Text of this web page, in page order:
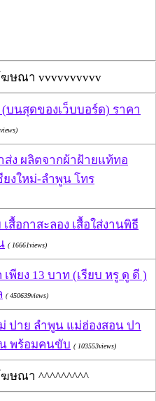
ษณา vvvvvvvvvv
นสุดของเว็บบอร์ด) ราคา
ง ผลิตจากผ้าฝ้ายแท้ทอ
ยงใหม่-ลำพูน โทร
สื้อกาสะลอง เสื้อใส่งานพิธี
( 16661views)
พียง 13 บาท (เรียบ หรู ดู ดี )
( 450639views)
ปาย ลำพูน แม่ฮ่องสอน ปา
น พร้อมคนขับ ( 103553views)
ษณา ^^^^^^^^^